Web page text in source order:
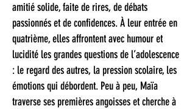
amitié solide, faite de rires, de débats
passionnés et de confidences. À leur entrée en
quatrième, elles affrontent avec humour et
lucidité les grandes questions de l’adolescence
: le regard des autres, la pression scolaire, les
émotions qui débordent. Peu à peu, Maïa
traverse ses premières angoisses et cherche à